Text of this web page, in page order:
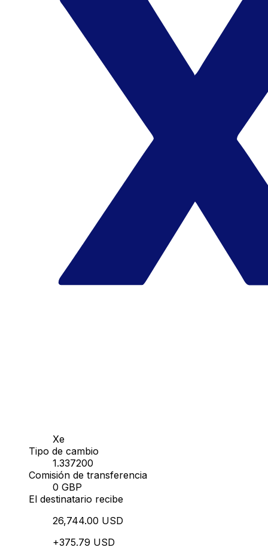
Xe
Tipo de cambio
1.337200
Comisión de transferencia
0 GBP
El destinatario recibe
26,744.00 USD
+375.79 USD